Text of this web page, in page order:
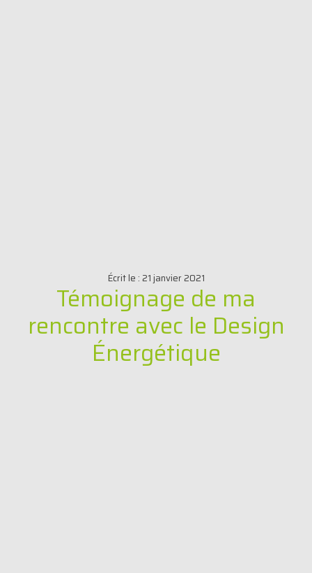
Écrit le : 21 janvier 2021
Témoignage de ma
rencontre avec le Design
Énergétique